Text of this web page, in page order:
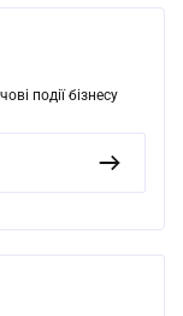
події бізнесу